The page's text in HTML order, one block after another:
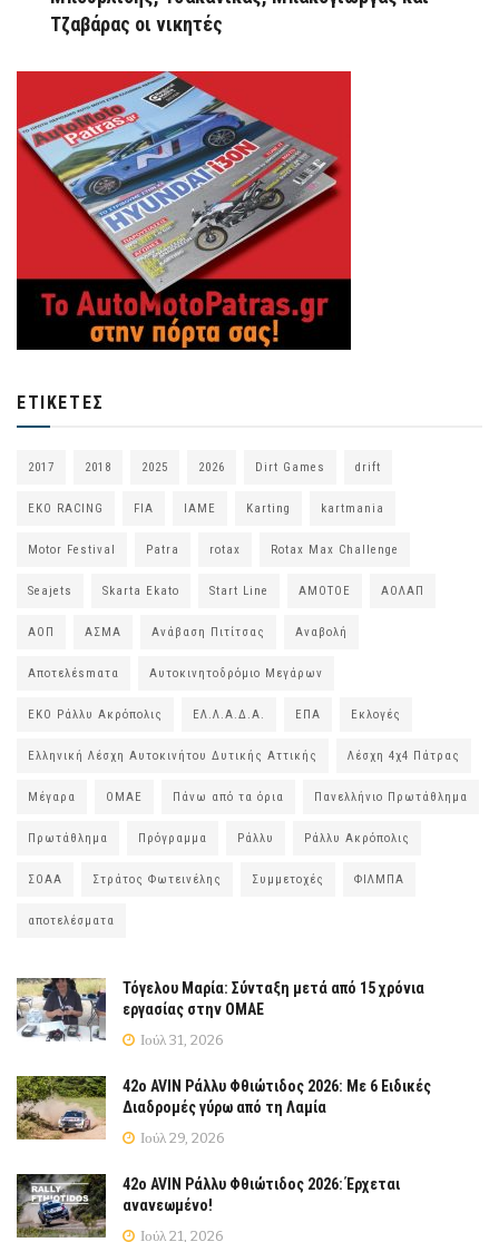
Τζαβάρας οι νικητές
ΕΤΙΚΈΤΕΣ
2017 2018 2025 2026 Dirt Games drift
EKO RACING FIA IAME Karting kartmania
Motor Festival Patra rotax Rotax Max Challenge
Seajets Skarta Ekato Start Line ΑΜΟΤΟΕ ΑΟΛΑΠ
ΑΟΠ ΑΣΜΑ Ανάβαση Πιτίτσας Αναβολή
Αποτελέsmατα Αυτοκινητοδρόμιο Μεγάρων
ΕΚΟ Ράλλυ Ακρόπολις ΕΛ.Λ.Α.Δ.Α. ΕΠΑ Εκλογές
Ελληνική Λέσχη Αυτοκινήτου Δυτικής Αττικής Λέσχη 4χ4 Πάτρας
Μέγαρα ΟΜΑΕ Πάνω από τα όρια Πανελλήνιο Πρωτάθλημα
Πρωτάθλημα Πρόγραμμα Ράλλυ Ράλλυ Ακρόπολις
ΣΟΑΑ Στράτος Φωτεινέλης Συμμετοχές ΦΙΛΜΠΑ
αποτελέσματα
Τόγελου Μαρία: Σύνταξη μετά από 15 χρόνια
εργασίας στην ΟΜΑΕ
Ιούλ 31, 2026
42ο AVIN Ράλλυ Φθιώτιδος 2026: Με 6 Ειδικές
Διαδρομές γύρω από τη Λαμία
Ιούλ 29, 2026
42ο AVIN Ράλλυ Φθιώτιδος 2026: Έρχεται
ανανεωμένο!
Ιούλ 21, 2026